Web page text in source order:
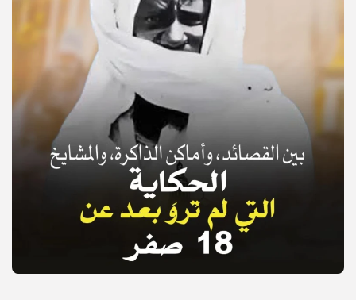
© Copyright 2025, APS